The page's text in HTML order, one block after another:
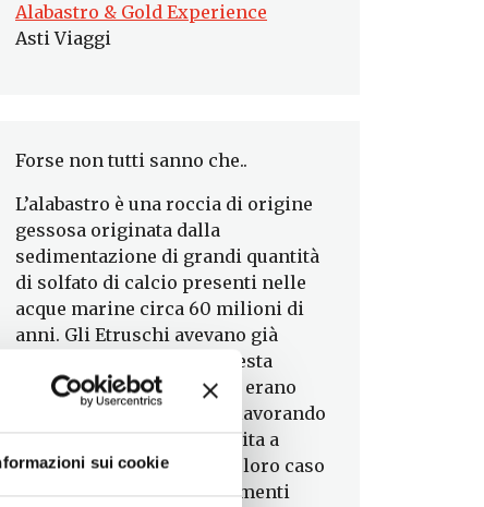
sui cookie
Alabastro & Gold Experience
Asti Viaggi
Forse non tutti sanno che..
L’alabastro è una roccia di origine
gessosa originata dalla
sedimentazione di grandi quantità
di solfato di calcio presenti nelle
acque marine circa 60 milioni di
anni. Gli Etruschi avevano già
sfruttato la bellezza di questa
pietra. Insieme agli Egizi, erano
stati i primi a capire che lavorando
l’alabastro potevano dar vita a
raffinate decorazioni, nel loro caso
rivolte a decorare i monumenti